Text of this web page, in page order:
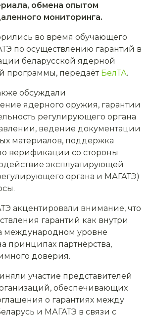
обмена опытом
мониторинга.
во время обучающего
по осуществлению гарантий в
беларусской ядерной
программы, передаёт БелТА.
обсуждали
ядерного оружия, гарантии
регулирующего органа
ведение документации
материалов, поддержка
верификации со стороны
эксплуатирующей
органа и МАГАТЭ)
акцентировали внимание, что
гарантий как внутри
международном уровне
принципах партнёрства,
доверия.
участие представителей
обеспечивающих
о гарантиях между
и МАГАТЭ в связи с